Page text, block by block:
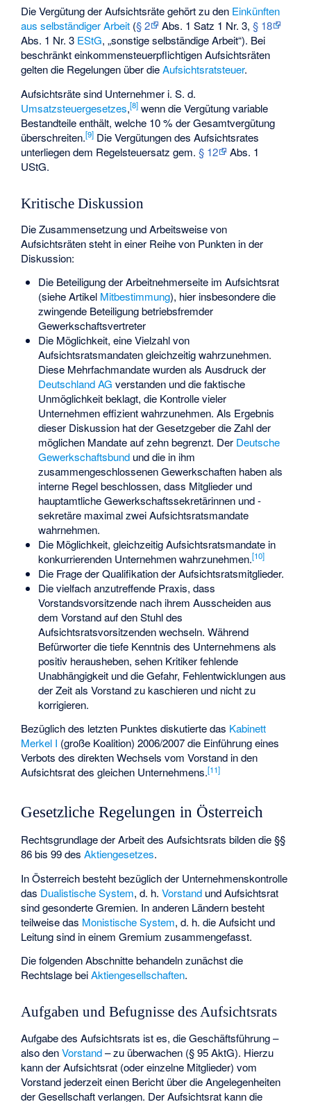
Die Vergütung der Aufsichtsräte gehört zu den Einkünften
aus selbständiger Arbeit (§ 2 Abs. 1 Satz 1 Nr. 3,§ 18
Abs. 1 Nr. 3 EStG, „sonstige selbständige Arbeit“). Bei
beschränkt einkommensteuerpflichtigen Aufsichtsräten
gelten die Regelungen über dieAufsichtsratsteuer.
Aufsichtsräte sind Unternehmer i. S. d.
Umsatzsteuergesetzes,[8] wenn die Vergütung variable
Bestandteile enthält, welche 10 % der Gesamtvergütung
überschreiten.[9] Die Vergütungen des Aufsichtsrates
unterliegen dem Regelsteuersatz gem.§ 12
Abs. 1
UStG.
Kritische Diskussion
Die Zusammensetzung und Arbeitsweise von
Aufsichtsräten steht in einer Reihe von Punkten in der
Diskussion:
Die Beteiligung der Arbeitnehmerseite im Aufsichtsrat
(siehe Artikel Mitbestimmung), hier insbesondere die
zwingende Beteiligung betriebsfremder
Gewerkschaftsvertreter
Die Möglichkeit, eine Vielzahl von
Aufsichtsratsmandaten gleichzeitig wahrzunehmen.
Diese Mehrfachmandate wurden als Ausdruck der
Deutschland AG verstanden und die faktische
Unmöglichkeit beklagt, die Kontrolle vieler
Unternehmen effizient wahrzunehmen. Als Ergebnis
dieser Diskussion hat der Gesetzgeber die Zahl der
möglichen Mandate auf zehn begrenzt. Der Deutsche
Gewerkschaftsbundund die in ihm
zusammengeschlossenen Gewerkschaften haben als
interne Regel beschlossen, dass Mitglieder und
hauptamtliche Gewerkschaftssekretärinnen und -
sekretäre maximal zwei Aufsichtsratsmandate
wahrnehmen.
Die Möglichkeit, gleichzeitig Aufsichtsratsmandate in
konkurrierenden Unternehmen wahrzunehmen.[10]
Die Frage der Qualifikation der Aufsichtsratsmitglieder.
Die vielfach anzutreffende Praxis, dass
Vorstandsvorsitzende nach ihrem Ausscheiden aus
dem Vorstand auf den Stuhl des
Aufsichtsratsvorsitzenden wechseln. Während
Befürworter die tiefe Kenntnis des Unternehmens als
positiv herausheben, sehen Kritiker fehlende
Unabhängigkeit und die Gefahr, Fehlentwicklungen aus
der Zeit als Vorstand zu kaschieren und nicht zu
korrigieren.
Bezüglich des letzten Punktes diskutierte das Kabinett
Merkel I (große Koalition) 2006/2007 die Einführung eines
Verbots des direkten Wechsels vom Vorstand in den
Aufsichtsrat des gleichen Unternehmens.[11]
Gesetzliche Regelungen in Österreich
Rechtsgrundlage der Arbeit des Aufsichtsrats bilden die §§
86 bis 99 desAktiengesetzes.
In Österreich besteht bezüglich der Unternehmenskontrolle
das Dualistische System, d. h.Vorstand und Aufsichtsrat
sind gesonderte Gremien. In anderen Ländern besteht
teilweise das Monistische System, d. h. die Aufsicht und
Leitung sind in einem Gremium zusammengefasst.
Die folgenden Abschnitte behandeln zunächst die
Rechtslage beiAktiengesellschaften.
Aufgaben und Befugnisse des Aufsichtsrats
Aufgabe des Aufsichtsrats ist es, die Geschäftsführung –
also denVorstand– zu überwachen (§ 95 AktG). Hierzu
kann der Aufsichtsrat (oder einzelne Mitglieder) vom
Vorstand jederzeit einen Bericht über die Angelegenheiten
der Gesellschaft verlangen. Der Aufsichtsrat kann die